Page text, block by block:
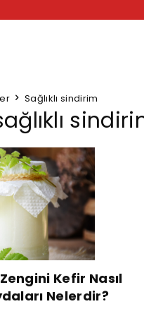
Sağlıklı sindirim
Kefir Nasıl
Nelerdir?